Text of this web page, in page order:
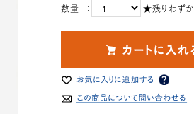
数量 ： ★残りわずか